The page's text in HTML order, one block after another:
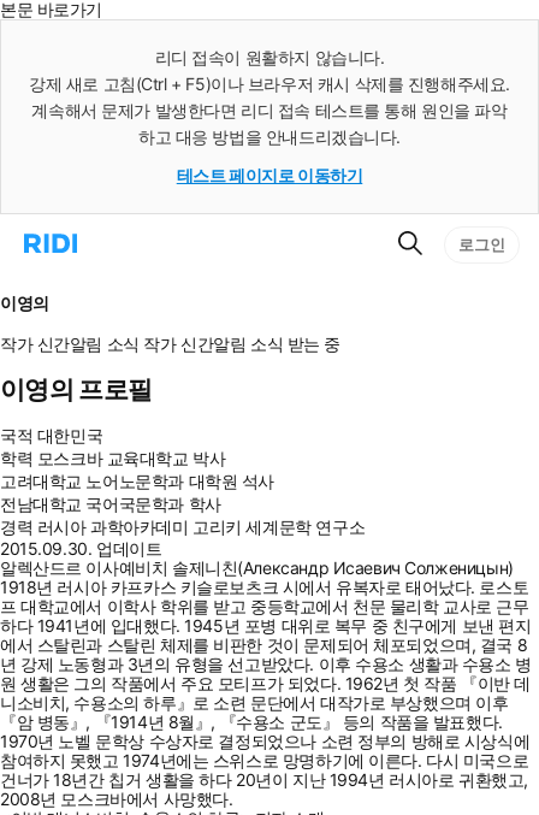
본문 바로가기
리디 접속이 원활하지 않습니다.
강제 새로 고침(Ctrl + F5)이나 브라우저 캐시 삭제를 진행해주세요.
계속해서 문제가 발생한다면 리디 접속 테스트를 통해 원인을 파악
하고 대응 방법을 안내드리겠습니다.
테스트 페이지로 이동하기
리
으
로
이
동
검
로그인
이영의
작가 신간알림 소식 작가 신간알림 소식 받는 중
이영의 프로필
국적 대한민국
학력 모스크바 교육대학교 박사
고려대학교 노어노문학과 대학원 석사
전남대학교 국어국문학과 학사
경력 러시아 과학아카데미 고리키 세계문학 연구소
2015.09.30. 업데이트
알렉산드르 이사예비치 솔제니친(Александр Исаевич Солженицын)
1918년 러시아 카프카스 키슬로보츠크 시에서 유복자로 태어났다. 로스토
프 대학교에서 이학사 학위를 받고 중등학교에서 천문 물리학 교사로 근무
하다 1941년에 입대했다. 1945년 포병 대위로 복무 중 친구에게 보낸 편지
에서 스탈린과 스탈린 체제를 비판한 것이 문제되어 체포되었으며, 결국 8
년 강제 노동형과 3년의 유형을 선고받았다. 이후 수용소 생활과 수용소 병
원 생활은 그의 작품에서 주요 모티프가 되었다. 1962년 첫 작품 『이반 데
니소비치, 수용소의 하루』로 소련 문단에서 대작가로 부상했으며 이후
『암 병동』, 『1914년 8월』, 『수용소 군도』 등의 작품을 발표했다.
1970년 노벨 문학상 수상자로 결정되었으나 소련 정부의 방해로 시상식에
참여하지 못했고 1974년에는 스위스로 망명하기에 이른다. 다시 미국으로
건너가 18년간 칩거 생활을 하다 20년이 지난 1994년 러시아로 귀환했고,
2008년 모스크바에서 사망했다.